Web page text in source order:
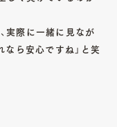
実際に一緒に見なが
なら安心ですね」と笑